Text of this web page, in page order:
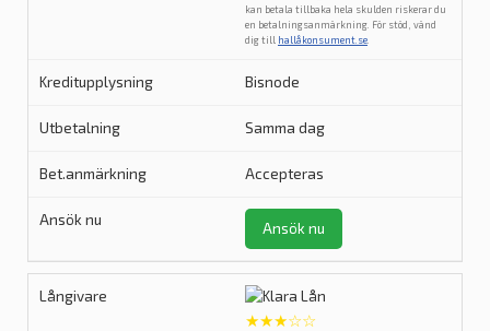
kan betala tillbaka hela skulden riskerar du
en betalningsanmärkning. För stöd, vänd
dig till hallåkonsument.se
Bisnode
Samma dag
Accepteras
Ansök nu
★★★☆☆